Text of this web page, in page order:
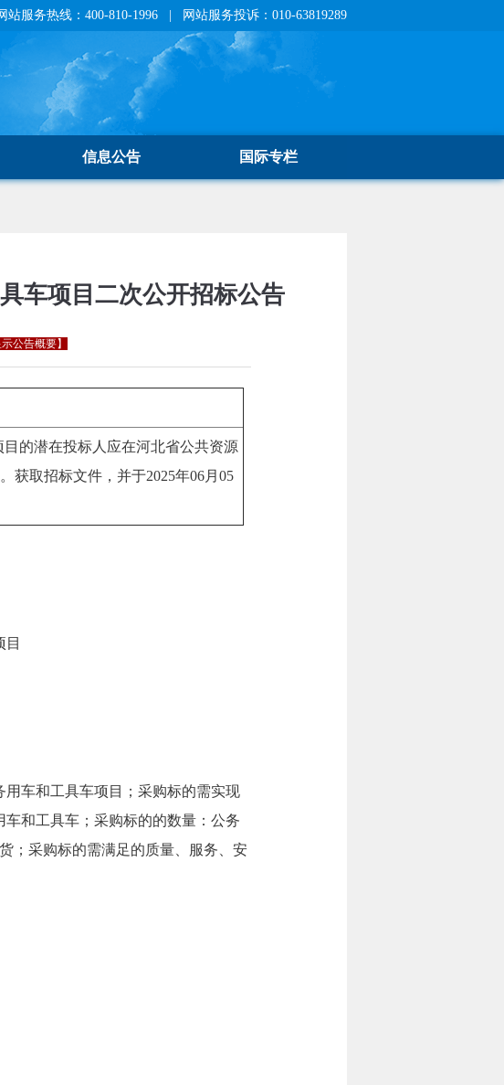
站服务热线：400-810-1996 | 网站服务投诉：010-63819289
信息公告 国际专栏
车项目二次公开招标公告
示公告概要】
的潜在投标人应在河北省公共资源
获取招标文件，并于2025年06月05
目
车和工具车项目；采购标的需实现
和工具车；采购标的的数量：公务
；采购标的需满足的质量、服务、安